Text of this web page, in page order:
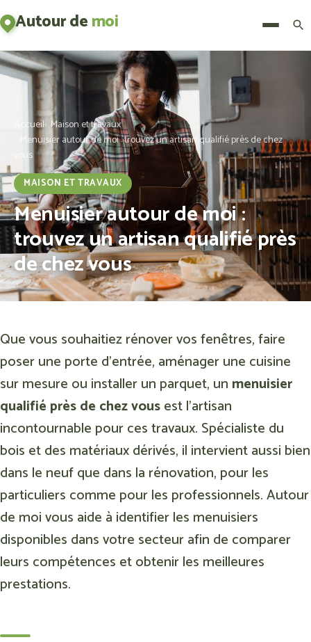
Autour demoi Menu
Accueil Maison et travaux
Menuisier autour de moi : trouvez un artisan qualifié près de chez
vous
MAISON ET TRAVAUX
Menuisier autour de moi :
trouvez un artisan qualifié près
de chez vous
Que vous souhaitiez rénover vos fenêtres, faire
poser une porte d’entrée, aménager une cuisine
sur mesure ou installer un parquet, un menuisier
qualifié près de chez vousest l’artisan
incontournable pour ces travaux. Spécialiste du
bois et des matériaux dérivés, il intervient aussi bien
dans le neuf que dans la rénovation, pour les
particuliers comme pour les professionnels. Autour
de moi vous aide à identifier les menuisiers
disponibles dans votre secteur afin de comparer
leurs compétences et obtenir les meilleures
prestations.